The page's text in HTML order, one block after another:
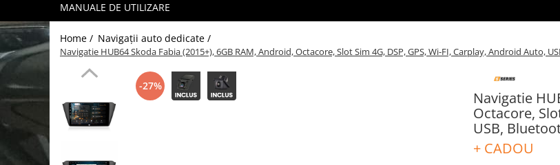
Volkswagen
Audi
MANUALE DE UTILIZARE
Home / Navigații auto dedicate /
Navigatie HUB64 Skoda Fabia (2015+), 6GB RAM, Android, Octacore, Slot Sim 4G, DSP, GPS, Wi-FI, Carplay, Android Auto,
Navigatie
Octacore,
USB,
+ CADOU
-27%